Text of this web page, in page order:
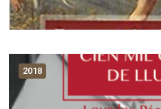
2018